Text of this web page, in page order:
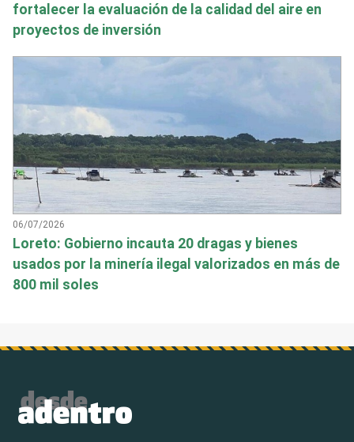
fortalecer la evaluación de la calidad del aire en
proyectos de inversión
06/07/2026
Loreto: Gobierno incauta 20 dragas y bienes
usados por la minería ilegal valorizados en más de
800 mil soles